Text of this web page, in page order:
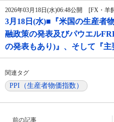
2026年03月18日(水)06:48公開 [FX・羊
3月18日(水)■『米国の生産者
融政策の発表及びパウエル
の発表もあり)』、そして『
関連タグ
PPI（生産者物価指数）
前の記事